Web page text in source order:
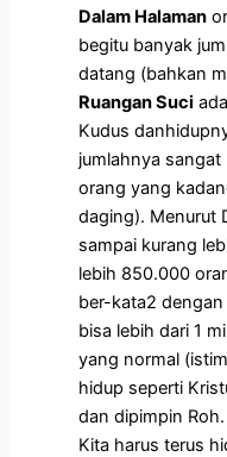
Dalam Halaman
begitu banyak
datang (bahkan
Ruangan Suci
Kudus
jumlahnya
orang yang
daging). Menurut
sampai kurang
lebih 850.000
ber-kata2
bisa lebih dari 1
yang normal
hidup seperti
dan dipimpin Roh.
Kita harus terus